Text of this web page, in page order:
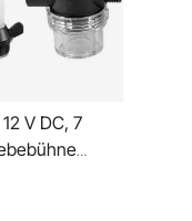
V DC, 7
mit